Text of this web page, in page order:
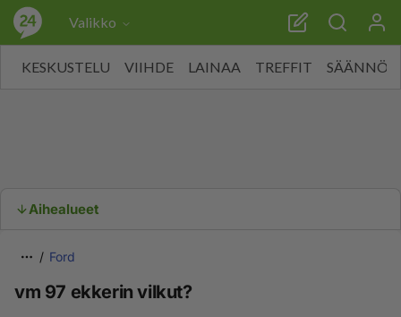
Valikko
KESKUSTELU VIIHDE LAINAA TREFFIT SÄÄNNÖT
Aihealueet
Ford
vm 97 ekkerin vilkut?